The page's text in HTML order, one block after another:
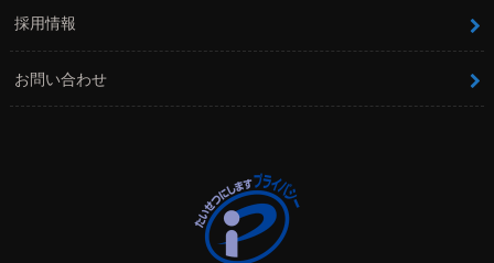
採用情報
お問い合わせ